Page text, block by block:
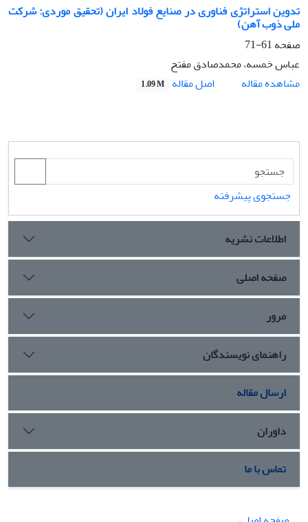
تدوین استراتژی فناوری در صنایع فولاد ایران (تحقیق موردی: شرکت
ملی ذوب آهن)
صفحه61-71
عباس خمسه، محمدصادق مفتح
مشاهده مقاله
اصل مقاله 1.09 M
جستجوی پیشرفته
اطلاعات نشریه
صفحه اصلی
مرور
راهنمای نویسندگان
ارسال مقاله
داوران
تماس با ما